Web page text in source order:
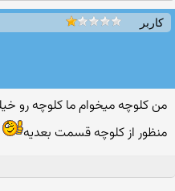
کاربر
من کلوچه میخوام ما کلوچه رو
منظور از کلوچه قسمت بعدیه